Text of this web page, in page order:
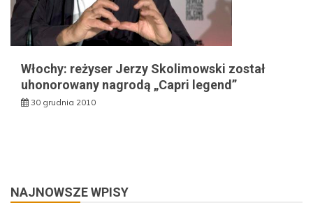
Włochy: reżyser Jerzy Skolimowski został
uhonorowany nagrodą „Capri legend”
30 grudnia 2010
NAJNOWSZE WPISY